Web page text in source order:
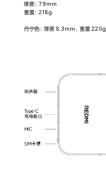
厚度：7.9mm
重量：218g
丹宁色：厚度 8.3mm、重量 220g